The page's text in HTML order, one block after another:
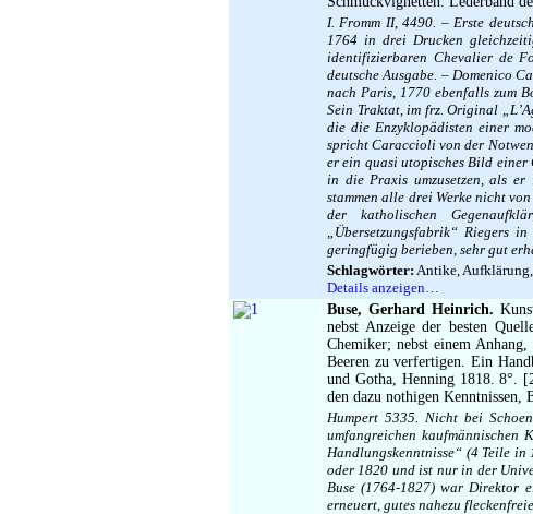
I. Fromm II, 4490. – Erste
1764 in drei Drucken
identifizierbaren Chevalier de
deutsche Ausgabe. – Domenico
nach Paris, 1770 ebenfalls zum
Sein Traktat, im frz. Original
die die Enzyklopädisten einer
spricht Caraccioli von der
er ein quasi utopisches Bild einer
in die Praxis umzusetzen, als
stammen alle drei Werke nicht
der katholischen
„Übersetzungsfabrik“ Riegers
geringfügig berieben, sehr gut
Schlagwörter: Antike,
Details anzeigen…
Buse, Gerhard Heinrich.
nebst Anzeige der besten
Chemiker; nebst einem
Beeren zu verfertigen. Ein
und Gotha, Henning 1818. 8°.
den dazu nothigen
Humpert 5335. Nicht bei
umfangreichen kaufmännischen
Handlungskenntnisse“ (4 Teile
oder 1820 und ist nur in der
Buse (1764-1827) war Direktor
erneuert, gutes nahezu